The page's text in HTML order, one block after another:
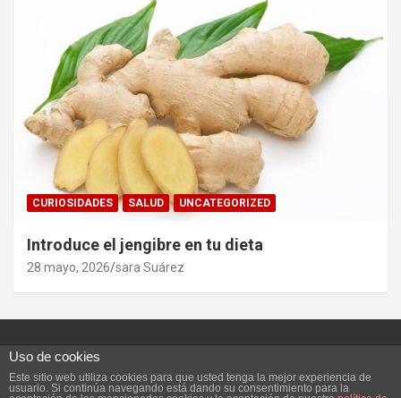
CURIOSIDADES SALUD UNCATEGORIZED
Introduce el jengibre en tu dieta
28 mayo, 2026 sara Suárez
Copyright ©2026Vivefeliz :) Tema por:Theme Horse
Uso de cookies
Este sitio web utiliza cookies para que usted tenga la mejor experiencia de
usuario. Si continúa navegando está dando su consentimiento para la